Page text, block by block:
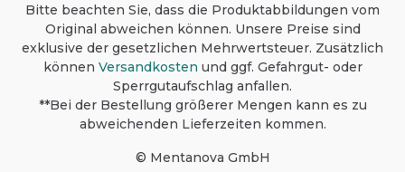
Bitte beachten Sie, dass die Produktabbildungen vom
Original abweichen können. Unsere Preise sind
exklusive der gesetzlichen Mehrwertsteuer. Zusätzlich
können Versandkosten und ggf. Gefahrgut- oder
Sperrgutaufschlag anfallen.
**Bei der Bestellung größerer Mengen kann es zu
abweichenden Lieferzeiten kommen.
© Mentanova GmbH